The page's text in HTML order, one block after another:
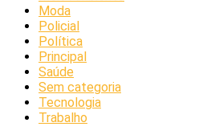
Moda
Policial
Política
Principal
Saúde
Sem categoria
Tecnologia
Trabalho